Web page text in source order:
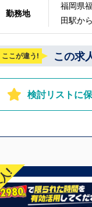
勤務地
福岡県福岡市博多区中
田駅から
急線黄金町駅から徒歩8分
北海道 札幌：す
沖縄 沖縄：那覇市※出
ており
ここが違う! この求
検討リストに
!